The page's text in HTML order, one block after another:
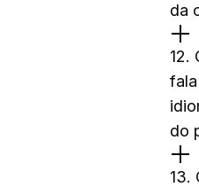
da
12.
do
13.